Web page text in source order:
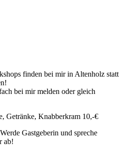
finden bei mir in Altenholz statt
bei mir melden oder gleich
Getränke, Knabberkram 10,-€
Gastgeberin und spreche
ab!